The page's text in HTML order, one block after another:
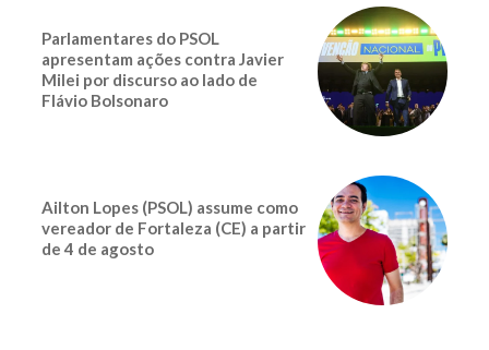
Parlamentares do PSOL
apresentam ações contra Javier
Milei por discurso ao lado de
Flávio Bolsonaro
Ailton Lopes (PSOL) assume como
vereador de Fortaleza (CE) a partir
de 4 de agosto